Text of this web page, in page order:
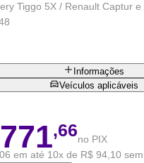
Tiggo 5X / Renault Captur e
Informações
Veículos aplicáveis
,66no PIX
em até 10x de R$ 94,10 sem